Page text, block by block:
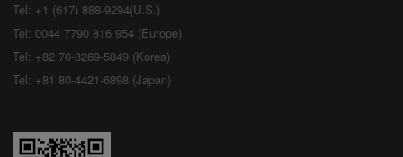
Tel: +1 (617) 888-9294(U.S.)
Tel: 0044 7790 816 954 (Europe)
Tel: +82 70-8269-5849 (Korea)
Tel: +81 80-4421-6898 (Japan)